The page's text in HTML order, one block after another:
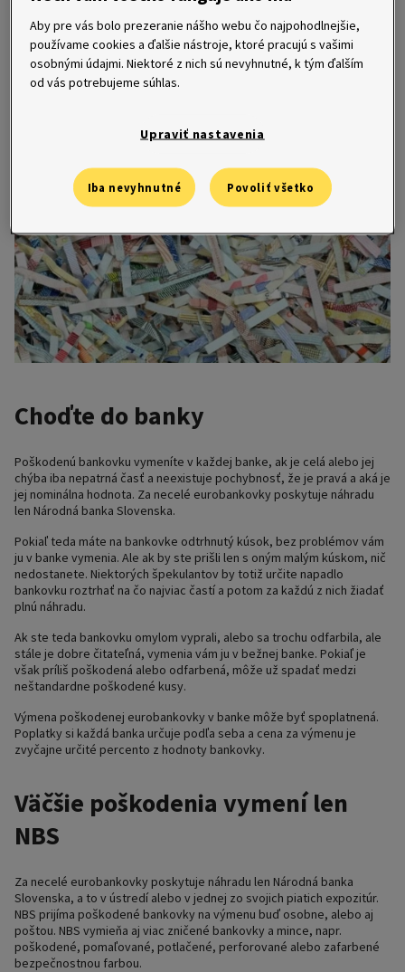
26. 2. 2024
Oblečiete si vyprané džínsy, siahnete do vrecka a fúúúha! – spolu s
bielizňou ste vyprali aj zabudnutú 20-eurovú bankovku. V obchode
vám ju nevezmú, ale poradíme vám, kde poškodené peniaze
Choďte do banky
Poškodenú bankovku vymeníte v každej banke, ak je celá alebo jej
chýba iba nepatrná časť a neexistuje pochybnosť, že je pravá a aká je
jej nominálna hodnota. Za necelé eurobankovky poskytuje náhradu
len Národná banka Slovenska.
Pokiaľ teda máte na bankovke odtrhnutý kúsok, bez problémov vám
ju v banke vymenia. Ale ak by ste prišli len s oným malým kúskom, nič
nedostanete. Niektorých špekulantov by totiž určite napadlo
bankovku roztrhať na čo najviac častí a potom za každú z nich žiadať
plnú náhradu.
Ak ste teda bankovku omylom vyprali, alebo sa trochu odfarbila, ale
stále je dobre čitateľná, vymenia vám ju v bežnej banke. Pokiaľ je
však príliš poškodená alebo odfarbená, môže už spadať medzi
neštandardne poškodené kusy.
Výmena poškodenej eurobankovky v banke môže byť spoplatnená.
Poplatky si každá banka určuje podľa seba a cena za výmenu je
zvyčajne určité percento z hodnoty bankovky.
Väčšie poškodenia vymení len
NBS
Za necelé eurobankovky poskytuje náhradu len Národná banka
Slovenska, a to v ústredí alebo v jednej zo svojich piatich expozitúr.
NBS prijíma poškodené bankovky na výmenu buď osobne, alebo aj
poštou. NBS vymieňa aj viac zničené bankovky a mince, napr.
poškodené, pomaľované, potlačené, perforované alebo zafarbené
bezpečnostnou farbou.
Aby pre vás bolo prezeranie nášho webu čo najpohodlnejšie,
používame cookies a ďalšie nástroje, ktoré pracujú s vašimi
osobnými údajmi. Niektoré z nich sú nevyhnutné, k tým ďalším
od vás potrebujeme súhlas.
Upraviť nastavenia
Iba nevyhnutné Povoliť všetko